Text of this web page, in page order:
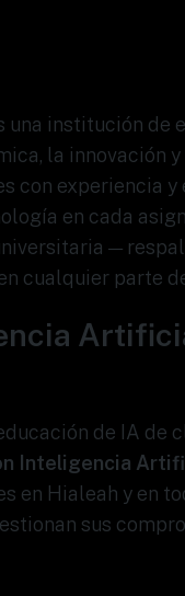
institución de
la innovación
con experiencia
en cada
—
cualquier parte
de IA de
Inteligencia
en Hialeah y en
sus